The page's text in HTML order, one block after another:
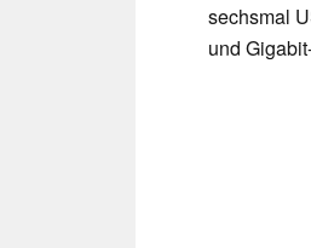
sechsmal
und